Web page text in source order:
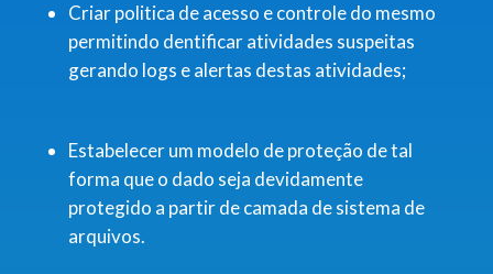
Criar politica de acesso e controle do mesmo
permitindo dentificar atividades suspeitas
gerando logs e alertas destas atividades;
Estabelecer um modelo de proteção de tal
forma que o dado seja devidamente
protegido a partir de camada de sistema de
arquivos.